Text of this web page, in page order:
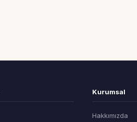
Kurumsal
Hakkımızda